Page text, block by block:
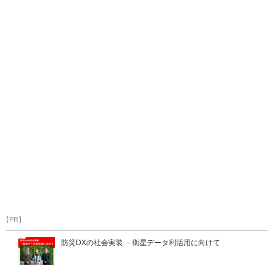
【PR】
防災DXの社会実装 －衛星データ利活用に向けて